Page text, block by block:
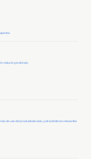
natural y profunda.
de uso del producto/servicio, y otros factores relevantes